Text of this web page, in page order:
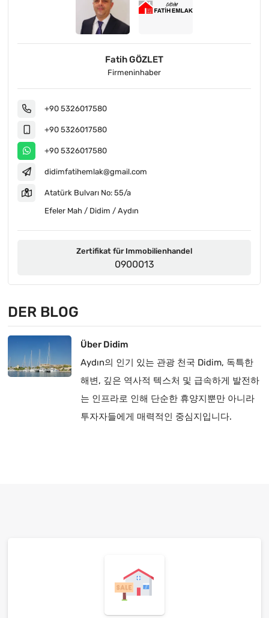
Fatih GÖZLET
Firmeninhaber
+90 5326017580
+90 5326017580
+90 5326017580
didimfatihemlak@gmail.com
Atatürk Bulvarı No: 55/a
Efeler Mah / Didim / Aydın
Zertifikat für Immobilienhandel
0900013
DER BLOG
Über Didim
Aydın의 인기 있는 관광 천국 Didim, 독특한
해변, 깊은 역사적 텍스처 및 급속하게 발전하
는 인프라로 인해 단순한 휴양지뿐만 아니라
투자자들에게 매력적인 중심지입니다.